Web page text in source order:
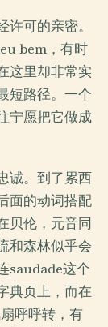
可的亲密。
bem，有时
这里却非常实
短路径。一个
宁愿把它做成
诚。到了累西
面的动词搭配
贝伦，元音同
和森林似乎会
saudade这个
典页上，而在
呼呼转，有